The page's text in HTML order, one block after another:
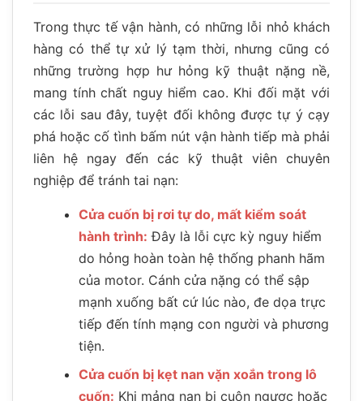
Trong thực tế vận hành, có những lỗi nhỏ khách
hàng có thể tự xử lý tạm thời, nhưng cũng có
những trường hợp hư hỏng kỹ thuật nặng nề,
mang tính chất nguy hiểm cao. Khi đối mặt với
các lỗi sau đây, tuyệt đối không được tự ý cạy
phá hoặc cố tình bấm nút vận hành tiếp mà phải
liên hệ ngay đến các kỹ thuật viên chuyên
nghiệp để tránh tai nạn:
Cửa cuốn bị rơi tự do, mất kiểm soát
hành trình: Đây là lỗi cực kỳ nguy hiểm
do hỏng hoàn toàn hệ thống phanh hãm
của motor. Cánh cửa nặng có thể sập
mạnh xuống bất cứ lúc nào, đe dọa trực
tiếp đến tính mạng con người và phương
tiện.
Cửa cuốn bị kẹt nan vặn xoắn trong lô
cuốn: Khi mảng nan bị cuộn ngược hoặc